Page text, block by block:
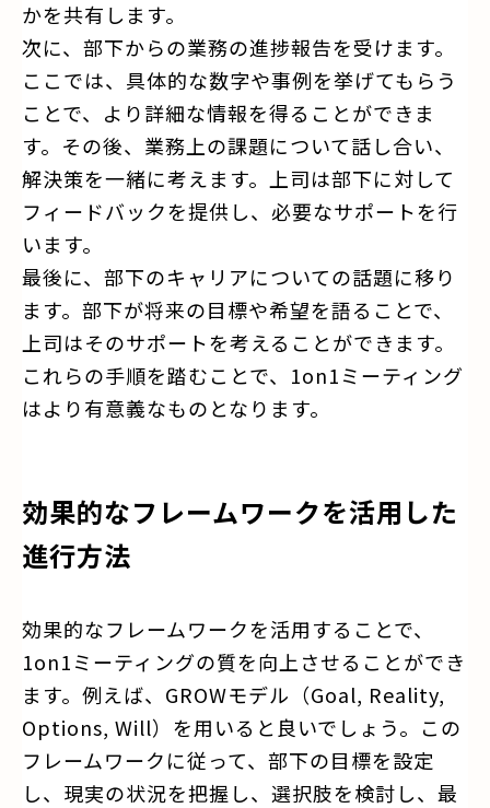
かを共有します。
次に、部下からの業務の進捗報告を受けます。
ここでは、具体的な数字や事例を挙げてもらう
ことで、より詳細な情報を得ることができま
す。その後、業務上の課題について話し合い、
解決策を一緒に考えます。上司は部下に対して
フィードバックを提供し、必要なサポートを行
います。
最後に、部下のキャリアについての話題に移り
ます。部下が将来の目標や希望を語ることで、
上司はそのサポートを考えることができます。
これらの手順を踏むことで、1on1ミーティング
はより有意義なものとなります。
効果的なフレームワークを活用した
進行方法
効果的なフレームワークを活用することで、
1on1ミーティングの質を向上させることができ
ます。例えば、GROWモデル（Goal, Reality,
Options, Will）を用いると良いでしょう。この
フレームワークに従って、部下の目標を設定
し、現実の状況を把握し、選択肢を検討し、最